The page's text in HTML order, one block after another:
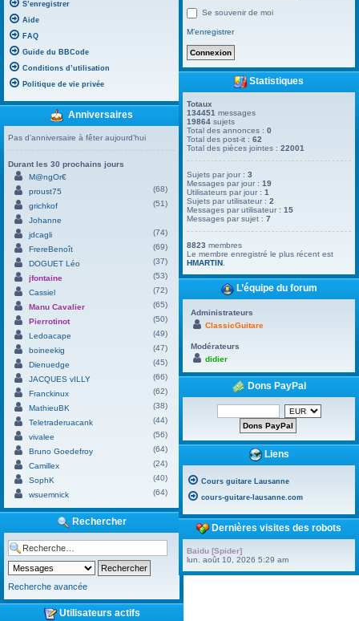
S’enregistrer
Aide
FAQ
Guide du BBCode
Conditions d’utilisation
Politique de vie privée
Anniversaires
Pas d’anniversaire à fêter aujourd’hui
Durant les 30 prochains jours
M@ngOr€
proust75
(68)
grichkof
(51)
Johanne
jdcagli
(74)
FrereBenoît
(69)
DOGUET Léo
(37)
jfontaine
(53)
Cassiel
(72)
Manu Cavalier
(65)
Pierrotinot
(50)
Ledoacape
(49)
boineekig
(47)
Dienuedge
(45)
JACQUES vILLY
(66)
Franckinux
(62)
MathieuBK
(38)
Teletraderuacank
(44)
vivalee
(56)
Bruno Goedefroy
(64)
Camillex
(24)
SophK
(40)
wsuemnick
(64)
Rechercher
Recherche avancée
Utilisateurs actifs
Se souvenir de moi
M’enregistrer
Statistiques
Totaux
134451 messages
19864 sujets
Total des annonces :0
Total des post-it :62
Total des pièces jointes :22001
Sujets par jour :3
Messages par jour :19
Utilisateurs par jour :1
Sujets par utilisateur :2
Messages par utilisateur :15
Messages par sujet :7
8823 membres
Le membre enregistré le plus récent est
HMARTIN
L’équipe du forum
Administrateurs
ClassicGuitare
Modérateurs
didier
Dons PayPal
Liens
Cours guitare Lausanne
cours-guitare-lausanne.com
Dernières visites des robots
Baidu [Spider]
lun. août 10, 2026 5:29 am